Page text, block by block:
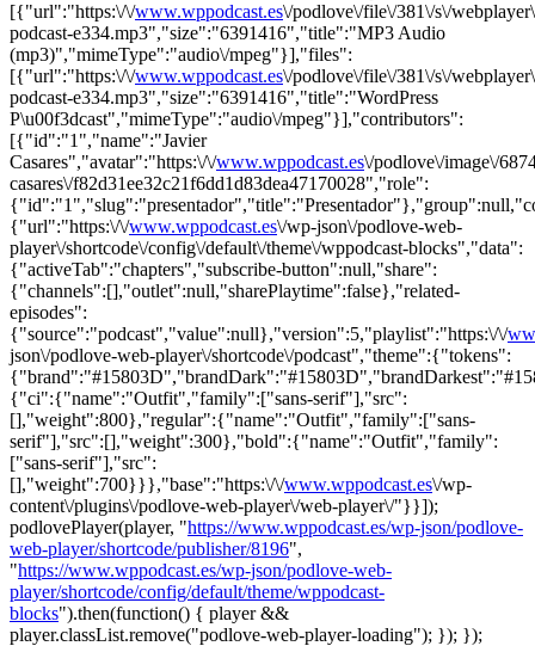
[{"url":"https:\/\/www.wppodcast.es\/podlove\/file\/381\/s\/
podcast-e334.mp3","size":"6391416","title":"MP3 Audio
(mp3)","mimeType":"audio\/mpeg"}],"files":
[{"url":"https:\/\/www.wppodcast.es\/podlove\/file\/381\/s\/
podcast-e334.mp3","size":"6391416","title":"WordPress
P\u00f3dcast","mimeType":"audio\/mpeg"}],"contributors":
[{"id":"1","name":"Javier
Casares","avatar":"https:\/\/www.wppodcast.es\/podlove\/image\/
casares\/f82d31ee32c21f6dd1d83dea47170028","role":
{"url":"https:\/\/www.wppodcast.es\/wp-json\/podlove-web-
player\/shortcode\/config\/default\/theme\/wppodcast-blocks","data":
{"activeTab":"chapters","subscribe-button":null,"share":
{"channels":[],"outlet":null,"sharePlaytime":false},"related-
episodes":
{"source":"podcast","value":null},"version":5,"playlist":"https:\/\/
json\/podlove-web-player\/shortcode\/podcast","theme":{"tokens":
{"ci":{"name":"Outfit","family":["sans-serif"],"src":
[],"weight":800},"regular":{"name":"Outfit","family":["sans-
serif"],"src":[],"weight":300},"bold":{"name":"Outfit","family":
["sans-serif"],"src":
[],"weight":700}}},"base":"https:\/\/www.wppodcast.es\/wp-
content\/plugins\/podlove-web-player\/web-player\/"}}]);
podlovePlayer(player, "https://www.wppodcast.es/wp-json/podlove-
web-player/shortcode/publisher/8196",
"https://www.wppodcast.es/wp-json/podlove-web-
player/shortcode/config/default/theme/wppodcast-
blocks").then(function() { player &&
player.classList.remove("podlove-web-player-loading"); }); });